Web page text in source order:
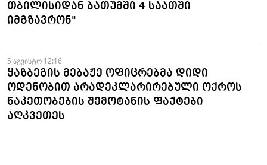
თბილისიდან ბათუმში 4 საათში
იმგზავრონ"
5 აგვისტო 12:16
ყაზბეგის მებაჟე ოფიცრებმა დიდი
ოდენობით არადეკლარირებული ოქროს
ნაკეთობების შემოტანის ფაქტები
აღკვეთეს